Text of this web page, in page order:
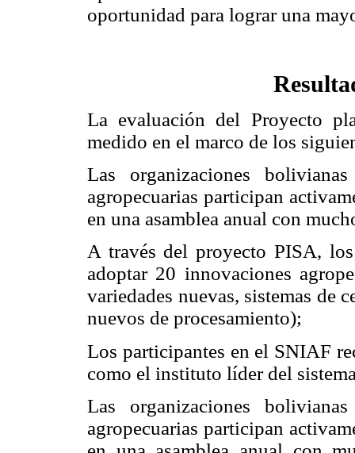
oportunidad para lograr una
La evaluación del Proyecto
medido en el marco de los
Las organizaciones
agropecuarias participan activa
en una asamblea anual con
A través del proyecto PISA,
adoptar 20 innovaciones
variedades nuevas, sistemas de
nuevos de procesamiento);
Los participantes en el SNIAF
como el instituto líder del
Las organizaciones
agropecuarias participan